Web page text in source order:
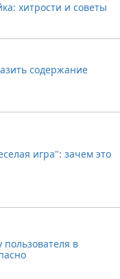
хитрости и советы
содержание
игра": зачем это
в